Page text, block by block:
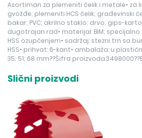
Asortiman za plemeniti čelik i metale• za
gvožđe; plemeniti HCS čelik; građevinski
bakar; PVC; akrilno staklo; drvo; gips-
dugotrajan rad• materijal: BiM;
HSS ozupčenjem• sadržaj: stezni trn sa
HSS• prihvat: 6-kant• ambalaža: u
35; 51; 68 mm??Šifra
Slični proizvodi